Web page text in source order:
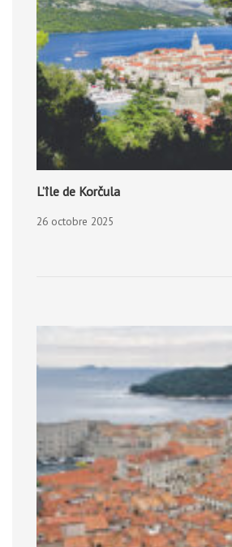
L’île de Korčula
26 octobre 2025